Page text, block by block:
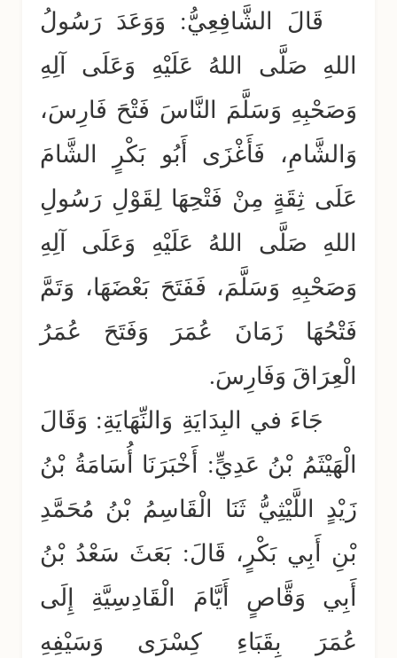
قَالَ الشَّافِعِيُّ: وَوَعَدَ رَسُولُ
اللهِ صَلَّى اللهُ عَلَيْهِ وَعَلَى آلِهِ
وَصَحْبِهِ وَسَلَّمَ النَّاسَ فَتْحَ فَارِسَ،
وَالشَّامِ، فَأَغْزَى أَبُو بَكْرٍ الشَّامَ
عَلَى ثِقَةٍ مِنْ فَتْحِهَا لِقَوْلِ رَسُولِ
اللهِ صَلَّى اللهُ عَلَيْهِ وَعَلَى آلِهِ
وَصَحْبِهِ وَسَلَّمَ، فَفَتَحَ بَعْضَهَا، وَتَمَّ
فَتْحُهَا زَمَانَ عُمَرَ وَفَتَحَ عُمَرُ
الْعِرَاقَ وَفَارِسَ.
جَاءَ في البِدَايَةِ وَالنِّهَايَةِ: وَقَالَ
الْهَيْثَمُ بْنُ عَدِيٍّ: أَخْبَرَنَا أُسَامَةُ بْنُ
زَيْدٍ اللَّيْثِيُّ ثَنَا الْقَاسِمُ بْنُ مُحَمَّدِ
بْنِ أَبِي بَكْرٍ، قَالَ: بَعَثَ سَعْدُ بْنُ
أَبِي وَقَّاصٍ أَيَّامَ الْقَادِسِيَّةِ إِلَى
عُمَرَ بِقَبَاءِ كِسْرَى وَسَيْفِهِ